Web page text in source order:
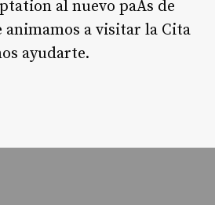
al nuevo paÃ­s de
animamos a visitar la Cita
ayudarte.